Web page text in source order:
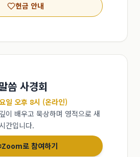
헌금 안내
씀 사경회
일 오후 8시 (온라인)
이 배우고 묵상하며 영적으로 새
간입니다.
Zoom로 참여하기